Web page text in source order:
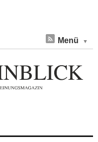
Menü